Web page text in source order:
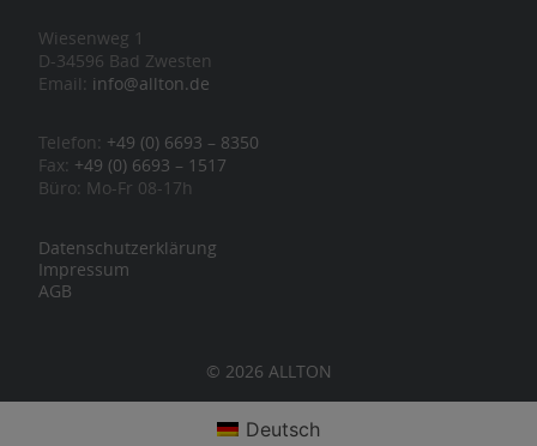
Wiesenweg 1
D-34596 Bad Zwesten
Email: info@allton.de
Telefon: +49 (0) 6693 – 8350
Fax: +49 (0) 6693 – 1517
Büro: Mo-Fr 08-17h
Datenschutzerklärung
Impressum
AGB
© 2026 ALLTON
Deutsch